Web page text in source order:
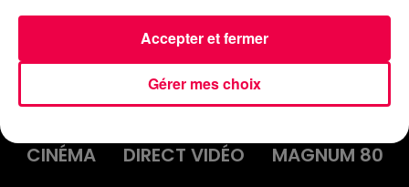
ACCUEIL INFOS
EMISSIONS
AGENDA
JEUX
PODCASTS
CINÉMA
DIRECT VIDÉO
MAGNUM 80
Gérer mes choix
Accepter et fermer